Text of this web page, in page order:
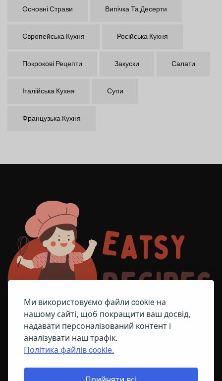
Ми використовуємо файли cookie на
нашому сайті, щоб покращити ваш досвід,
надавати персоналізований контент і
аналізувати наш трафік.
Політика файлів cookie.
Основні Страви Випічка Та Десерти
Європейська Кухня Російська Кухня
Покрокові Рецепти Закуски Салати
Італійська Кухня Супи
Французька Кухня